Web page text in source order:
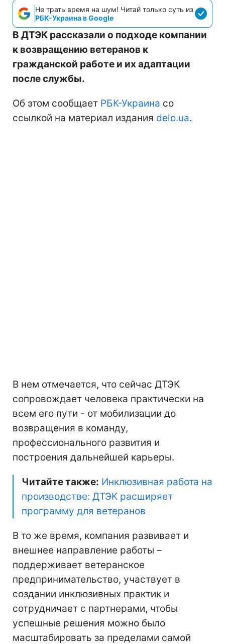
Не трать время на шум! Читай только суть из
РБК-Украина в Google
В ДТЭК рассказали о подходе компании
к возвращению ветеранов к
гражданской работе и их адаптации
после службы.
Об этом сообщает РБК-Украина со
ссылкой на материал издания delo.ua.
В нем отмечается, что сейчас ДТЭК
сопровождает человека практически на
всем его пути - от мобилизации до
возвращения в команду,
профессионального развития и
построения дальнейшей карьеры.
Читайте также: Инклюзивная работа на
производстве: ДТЭК расширяет
программу для ветеранов
В то же время, компания развивает и
внешнее направление работы –
поддерживает ветеранское
предпринимательство, участвует в
создании инклюзивных практик и
сотрудничает с партнерами, чтобы
успешные решения можно было
масштабировать за пределами самой